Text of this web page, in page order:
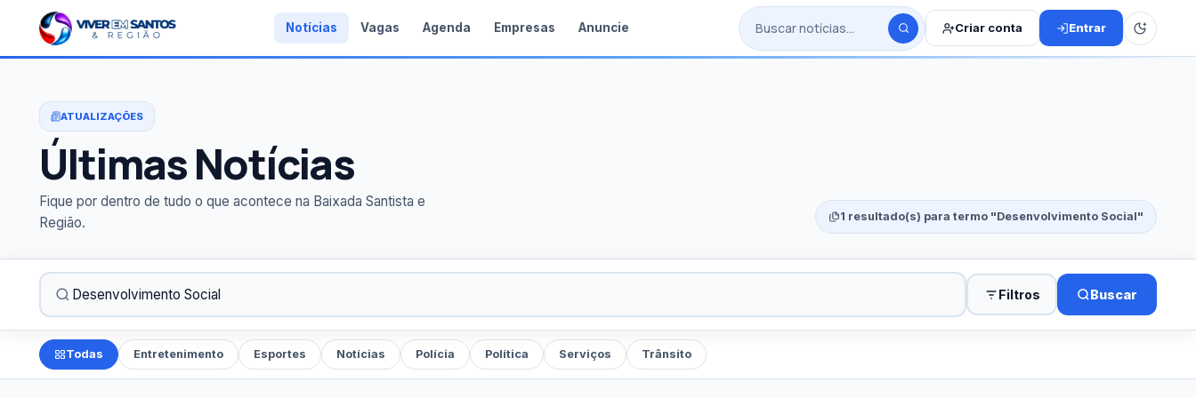
Notícias Vagas Agenda Empresas Anuncie Criar conta Entrar
ATUALIZAÇÕES
Últimas Notícias
Fique por dentro de tudo o que acontece na Baixada Santista e
Região.
1 resultado(s) para termo "Desenvolvimento Social"
Filtros Buscar
Todas Entretenimento Esportes Notícias Polícia Política Serviços Trânsito